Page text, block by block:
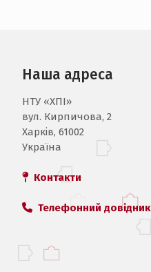
Наша адреса
НТУ «ХПI»
вул. Кирпичова, 2
Харків, 61002
Україна
Контакти
Телефонний довідник